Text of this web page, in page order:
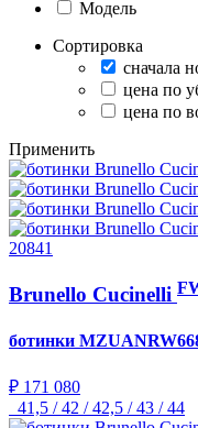
Модель
Сортировка
сначала
цена по
цена по
Применить
20841
Brunello Cucinelli
ботинки
₽ 171 080
41,5 / 42 / 42,5 / 43 / 44